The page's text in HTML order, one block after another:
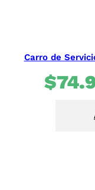
Carro de
$